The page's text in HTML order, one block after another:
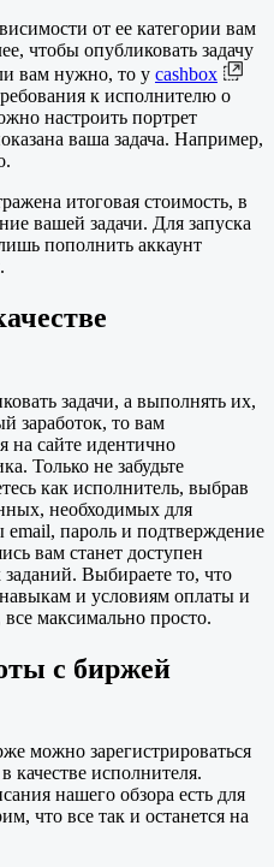
от ее категории вам
чтобы опубликовать задачу
вам нужно, то у cashbox
к исполнителю о
настроить портрет
ваша задача. Например,
итоговая стоимость, в
вашей задачи. Для запуска
пополнить аккаунт
задачи, а выполнять их,
заработок, то вам
на сайте идентично
Только не забудьте
как исполнитель, выбрав
необходимых для
пароль и подтверждение
вам станет доступен
Выбираете то, что
и условиям оплаты и
все максимально просто.
с биржей
можно зарегистрироваться
качестве исполнителя.
нашего обзора есть для
что все так и останется на